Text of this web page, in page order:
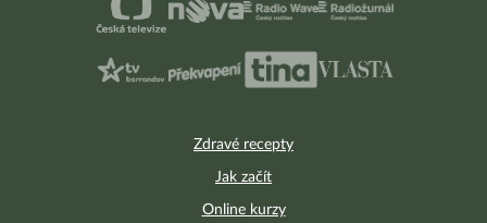
Zdravé recepty
Jak začít
Online kurzy